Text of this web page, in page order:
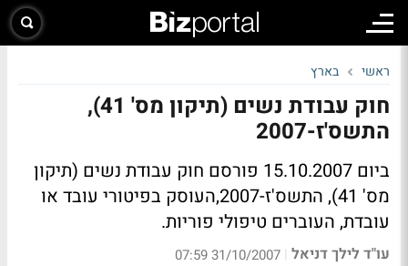
ראשי בארץ
חוק עבודת נשים (תיקון מס' 41),
התשס'ז-2007
ביום 15.10.2007 פורסם חוק עבודת נשים (תיקון
מס' 41), התשס'ז-2007,העוסק בפיטורי עובד או
עובדת, העוברים טיפולי פוריות.
עו"ד לילך דניאל |
31/10/2007 07:59